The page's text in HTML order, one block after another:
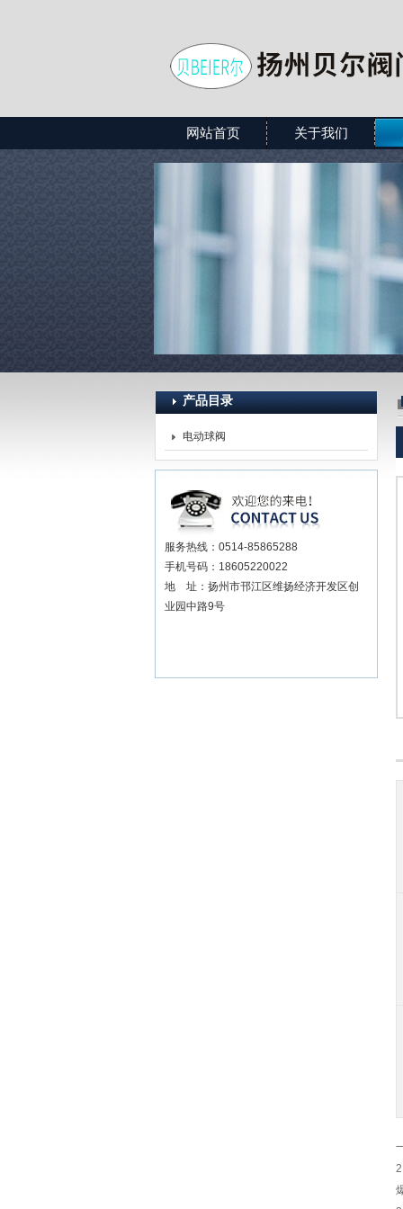
扬州贝尔阀门控制有限公司
网站首页 关于我们
产品目录
电动球阀
服务热线：0514-85865288
手机号码：18605220022
地 址：扬州市邗江区维扬经济开发区创
业园中路9号